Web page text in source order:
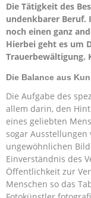
Die Tätigkeit des
undenkbarer Beruf.
noch einen ganz
Hierbei geht es um
Trauerbewältigung.
Die Balance aus
Die Aufgabe des
allem darin, den
eines geliebten
sogar
ungewöhnlichen
Einverständnis des
Öffentlichkeit zur
Menschen so das